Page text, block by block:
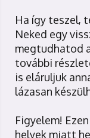
Ha így teszel,
Neked egy
megtudhatod
további
is eláruljuk
lázasan
Figyelem!
helyek miatt